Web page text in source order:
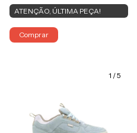
ATENÇÃO, ÚLTIMA PEÇA!
Comprar
1 /5